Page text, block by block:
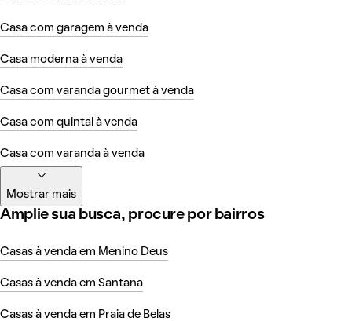
Casa com garagem à venda
Casa moderna à venda
Casa com varanda gourmet à venda
Casa com quintal à venda
Casa com varanda à venda
Mostrar mais
Amplie sua busca, procure por bairros
Casas à venda em Menino Deus
Casas à venda em Santana
Casas à venda em Praia de Belas